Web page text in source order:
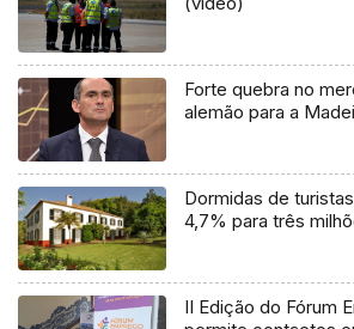
Forte quebra no
alemão para a
Dormidas de
4,7% para três
II Edição do Fórum